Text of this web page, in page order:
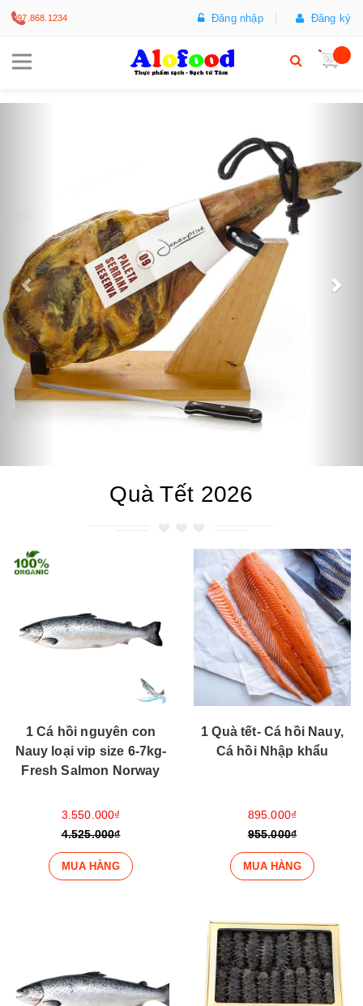
097.868.1234 Đăng nhập Đăng ký
Quà Tết 2026
1 Cá hồi nguyên con
Nauy loại vip size 6-7kg-
Fresh Salmon Norway
3.550.000₫
4.525.000₫
MUA HÀNG
1 Quà tết- Cá hồi Nauy,
Cá hồi Nhập khẩu
895.000₫
955.000₫
MUA HÀNG